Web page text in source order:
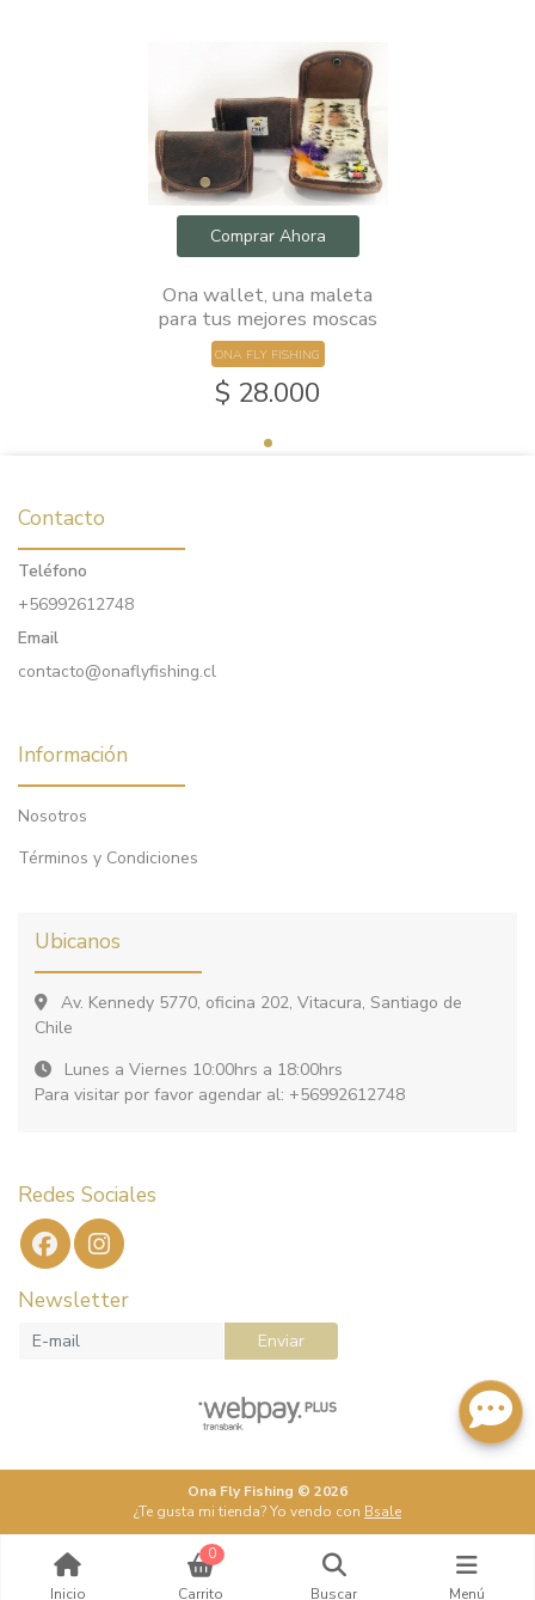
Comprar Ahora
Ona wallet, una maleta
para tus mejores moscas
ONA FLY FISHING
$ 28.000
Contacto
Teléfono
+56992612748
Email
contacto@onaflyfishing.cl
Información
Nosotros
Términos y Condiciones
Ubicanos
Av. Kennedy 5770, oficina 202, Vitacura, Santiago de
Chile
Lunes a Viernes 10:00hrs a 18:00hrs
Para visitar por favor agendar al: +56992612748
Redes Sociales
Newsletter
Enviar
Ona Fly Fishing © 2026
¿Te gusta mi tienda? Yo vendo con Bsale
Inicio
0
Carrito Buscar Menú